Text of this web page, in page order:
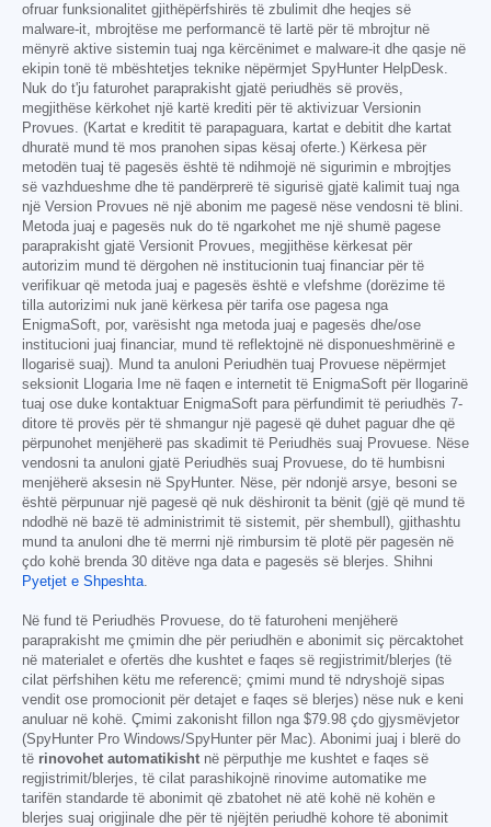
ofruar funksionalitet gjithëpërfshirës të zbulimit dhe heqjes së
malware-it, mbrojtëse me performancë të lartë për të mbrojtur në
mënyrë aktive sistemin tuaj nga kërcënimet e malware-it dhe qasje në
ekipin tonë të mbështetjes teknike nëpërmjet SpyHunter HelpDesk.
Nuk do t'ju faturohet paraprakisht gjatë periudhës së provës,
megjithëse kërkohet një kartë krediti për të aktivizuar Versionin
Provues. (Kartat e kreditit të parapaguara, kartat e debitit dhe kartat
dhuratë mund të mos pranohen sipas kësaj oferte.) Kërkesa për
metodën tuaj të pagesës është të ndihmojë në sigurimin e mbrojtjes
së vazhdueshme dhe të pandërprerë të sigurisë gjatë kalimit tuaj nga
një Version Provues në një abonim me pagesë nëse vendosni të blini.
Metoda juaj e pagesës nuk do të ngarkohet me një shumë pagese
paraprakisht gjatë Versionit Provues, megjithëse kërkesat për
autorizim mund të dërgohen në institucionin tuaj financiar për të
verifikuar që metoda juaj e pagesës është e vlefshme (dorëzime të
tilla autorizimi nuk janë kërkesa për tarifa ose pagesa nga
EnigmaSoft, por, varësisht nga metoda juaj e pagesës dhe/ose
institucioni juaj financiar, mund të reflektojnë në disponueshmërinë e
llogarisë suaj). Mund ta anuloni Periudhën tuaj Provuese nëpërmjet
seksionit Llogaria Ime në faqen e internetit të EnigmaSoft për llogarinë
tuaj ose duke kontaktuar EnigmaSoft para përfundimit të periudhës 7-
ditore të provës për të shmangur një pagesë që duhet paguar dhe që
përpunohet menjëherë pas skadimit të Periudhës suaj Provuese. Nëse
vendosni ta anuloni gjatë Periudhës suaj Provuese, do të humbisni
menjëherë aksesin në SpyHunter. Nëse, për ndonjë arsye, besoni se
është përpunuar një pagesë që nuk dëshironit ta bënit (gjë që mund të
ndodhë në bazë të administrimit të sistemit, për shembull), gjithashtu
mund ta anuloni dhe të merrni një rimbursim të plotë për pagesën në
çdo kohë brenda 30 ditëve nga data e pagesës së blerjes. Shihni
Pyetjet e Shpeshta
Në fund të Periudhës Provuese, do të faturoheni menjëherë
paraprakisht me çmimin dhe për periudhën e abonimit siç përcaktohet
në materialet e ofertës dhe kushtet e faqes së regjistrimit/blerjes (të
cilat përfshihen këtu me referencë; çmimi mund të ndryshojë sipas
vendit ose promocionit për detajet e faqes së blerjes) nëse nuk e keni
anuluar në kohë. Çmimi zakonisht fillon nga $79.98 çdo gjysmëvjetor
(SpyHunter Pro Windows/SpyHunter për Mac). Abonimi juaj i blerë do
të rinovohet automatikisht në përputhje me kushtet e faqes së
regjistrimit/blerjes, të cilat parashikojnë rinovime automatike me
tarifën standarde të abonimit që zbatohet në atë kohë në kohën e
blerjes suaj origjinale dhe për të njëjtën periudhë kohore të abonimit